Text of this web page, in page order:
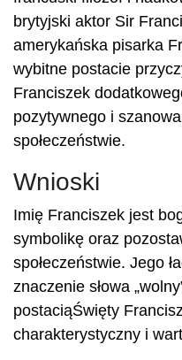
brytyjski aktor Sir
amerykańska pisarka
wybitne postacie
Franciszek
pozytywnego i
społeczeństwie.
Wnioski
Imię Franciszek jest
symbolikę oraz
społeczeństwie. Jego
znaczenie słowa
postaciąŚwięty
charakterystyczny i